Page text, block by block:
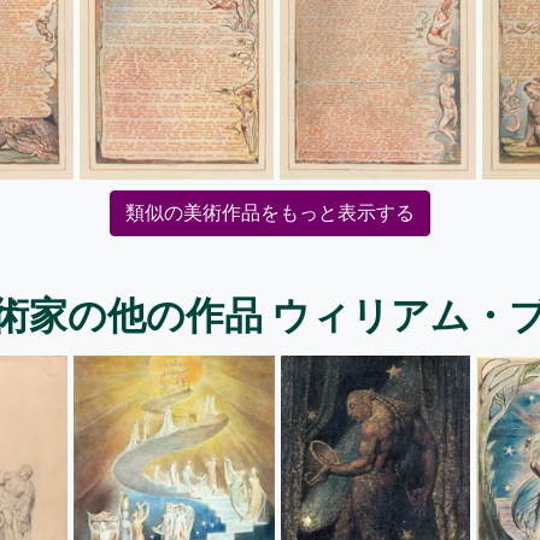
類似の美術作品をもっと表示する
家の他の作品 ウィリアム・